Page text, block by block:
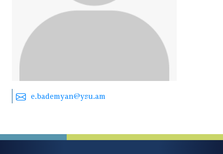
e.bademyan@ysu.am